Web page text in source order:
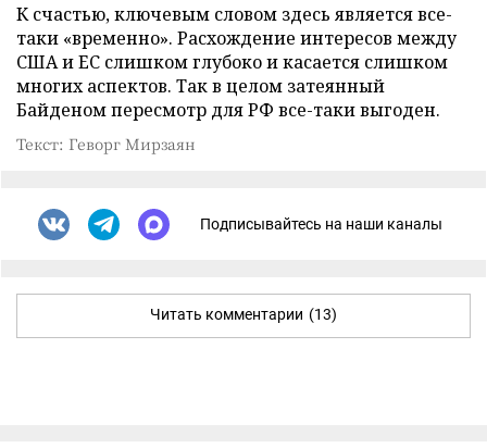
К счастью, ключевым словом здесь является все-
таки «временно». Расхождение интересов между
США и ЕС слишком глубоко и касается слишком
многих аспектов. Так в целом затеянный
Байденом пересмотр для РФ все-таки выгоден.
Текст: Геворг Мирзаян
Подписывайтесь на наши каналы
Читать комментарии (13)